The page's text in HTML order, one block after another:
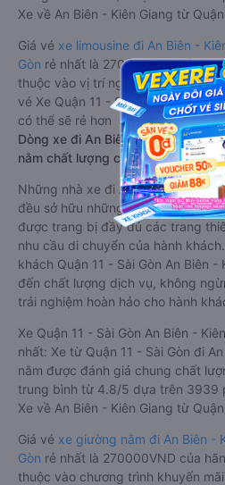
Xe về An Biên - Kiên Giang từ
Giá vé xe limousine đi An Biên -
Gòn rẻ nhất là 270000VND của
thuộc vào vị trí ngồi của bạn và
vé Xe Quận 11 - Sài Gòn đi An
có thể sẽ rẻ hơn
Dòng xe đi An Biên - Kiên Giang
nằm chất lượng cao: Thoải mái,
Những nhà xe đi An Biên - Kiên
đều sở hữu những xe giường nằm
được trang bị đầy đủ các trang
nhu cầu di chuyển của hành
khách Quận 11 - Sài Gòn An Biên
đến chất lượng dịch vụ, không
trải nghiệm hoàn hảo cho hành
Xe Quận 11 - Sài Gòn An Biên -
nhất: Xe từ Quận 11 - Sài Gòn đi
nằm được đánh giá chung chất
trung bình từ 4.8/5 dựa trên 3939
Xe về An Biên - Kiên Giang từ
Giá vé xe giường nằm đi An Biên -
Gòn rẻ nhất là 270000VND của
thuộc vào chương trình khuyến